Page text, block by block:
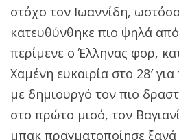
στόχο τον Ιωαννίδη,
κατευθύνθηκε πιο ψηλά
περίμενε ο Έλληνας φορ,
Χαμένη ευκαιρία στο 28′
με δημιουργό τον πιο
στο πρώτο μισό, τον
μπακ πραγματοποίησε